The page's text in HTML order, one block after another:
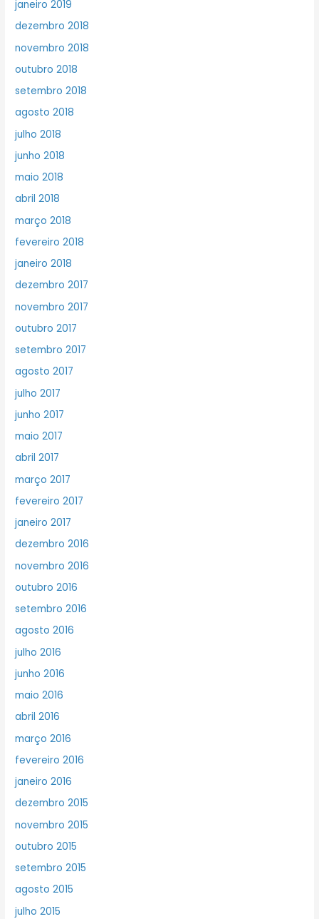
janeiro 2019
dezembro 2018
novembro 2018
outubro 2018
setembro 2018
agosto 2018
julho 2018
junho 2018
maio 2018
abril 2018
março 2018
fevereiro 2018
janeiro 2018
dezembro 2017
novembro 2017
outubro 2017
setembro 2017
agosto 2017
julho 2017
junho 2017
maio 2017
abril 2017
março 2017
fevereiro 2017
janeiro 2017
dezembro 2016
novembro 2016
outubro 2016
setembro 2016
agosto 2016
julho 2016
junho 2016
maio 2016
abril 2016
março 2016
fevereiro 2016
janeiro 2016
dezembro 2015
novembro 2015
outubro 2015
setembro 2015
agosto 2015
julho 2015